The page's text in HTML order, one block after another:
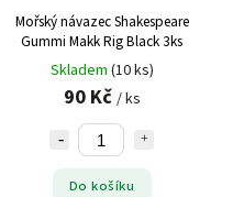
Mořský návazec Shakespeare
Gummi Makk Rig Black 3ks
Skladem (10 ks)
90 Kč / ks
Do košíku